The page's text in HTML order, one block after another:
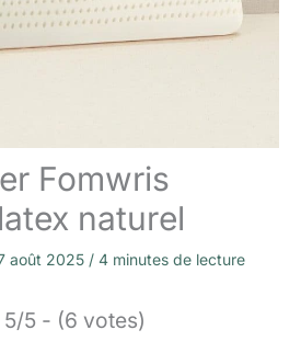
Fomwris
naturel
août 2025 / 4 minutes de lecture
5/5 - (6 votes)